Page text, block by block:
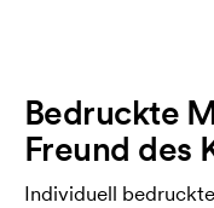
Bedruckte
Freund des
Individuell